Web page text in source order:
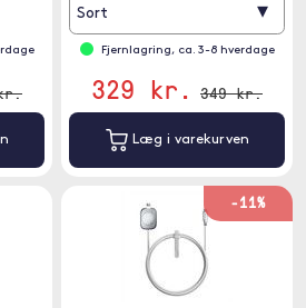
Sort ▾
Fjernlagring, ca. 3-8 hverdage
329 kr. 349 kr.
Læg i varekurven
-11%